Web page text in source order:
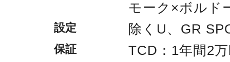
モーク×ボルド
設定 除くU、GR
保証 TCD：1年間2